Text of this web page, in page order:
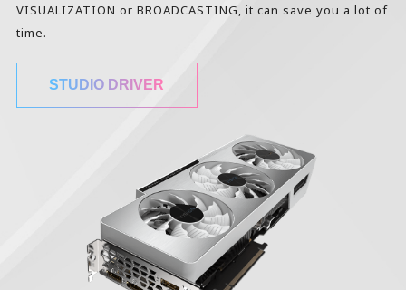
VISUALIZATION or BROADCASTING, it can save you a lot of
time.
STUDIO DRIVER